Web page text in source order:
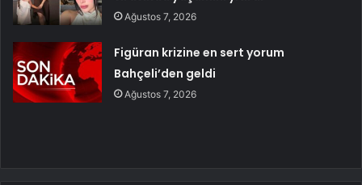
Ağustos 7, 2026
Figüran krizine en sert yorum
Bahçeli’den geldi
Ağustos 7, 2026